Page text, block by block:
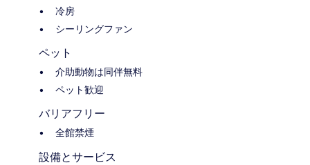
冷房
シーリングファン
ペット
介助動物は同伴無料
ペット歓迎
バリアフリー
全館禁煙
設備とサービス